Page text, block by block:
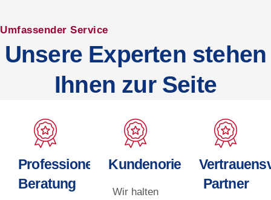
Umfassender Service
Unsere Experten stehen
Ihnen zur Seite
Professionelle
Beratung
Kundenorientiert
Wir halten
Partner